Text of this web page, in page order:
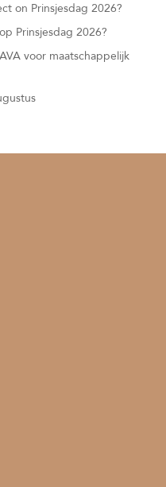
on Prinsjesdag 2026?
Prinsjesdag 2026?
voor maatschappelijk